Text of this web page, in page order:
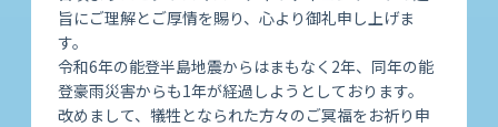
旨にご理解とご厚情を賜り、心より御礼申し上げま
す。
令和6年の能登半島地震からはまもなく2年、同年の能
登豪雨災害からも1年が経過しようとしております。
改めまして、犠牲となられた方々のご冥福をお祈り申